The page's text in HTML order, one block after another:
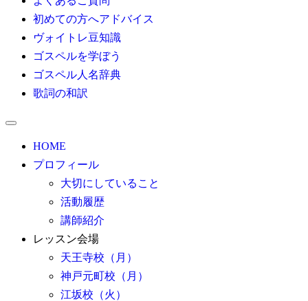
初めての方へアドバイス
ヴォイトレ豆知識
ゴスペルを学ぼう
ゴスペル人名辞典
歌詞の和訳
HOME
プロフィール
大切にしていること
活動履歴
講師紹介
レッスン会場
天王寺校（月）
神戸元町校（月）
江坂校（火）